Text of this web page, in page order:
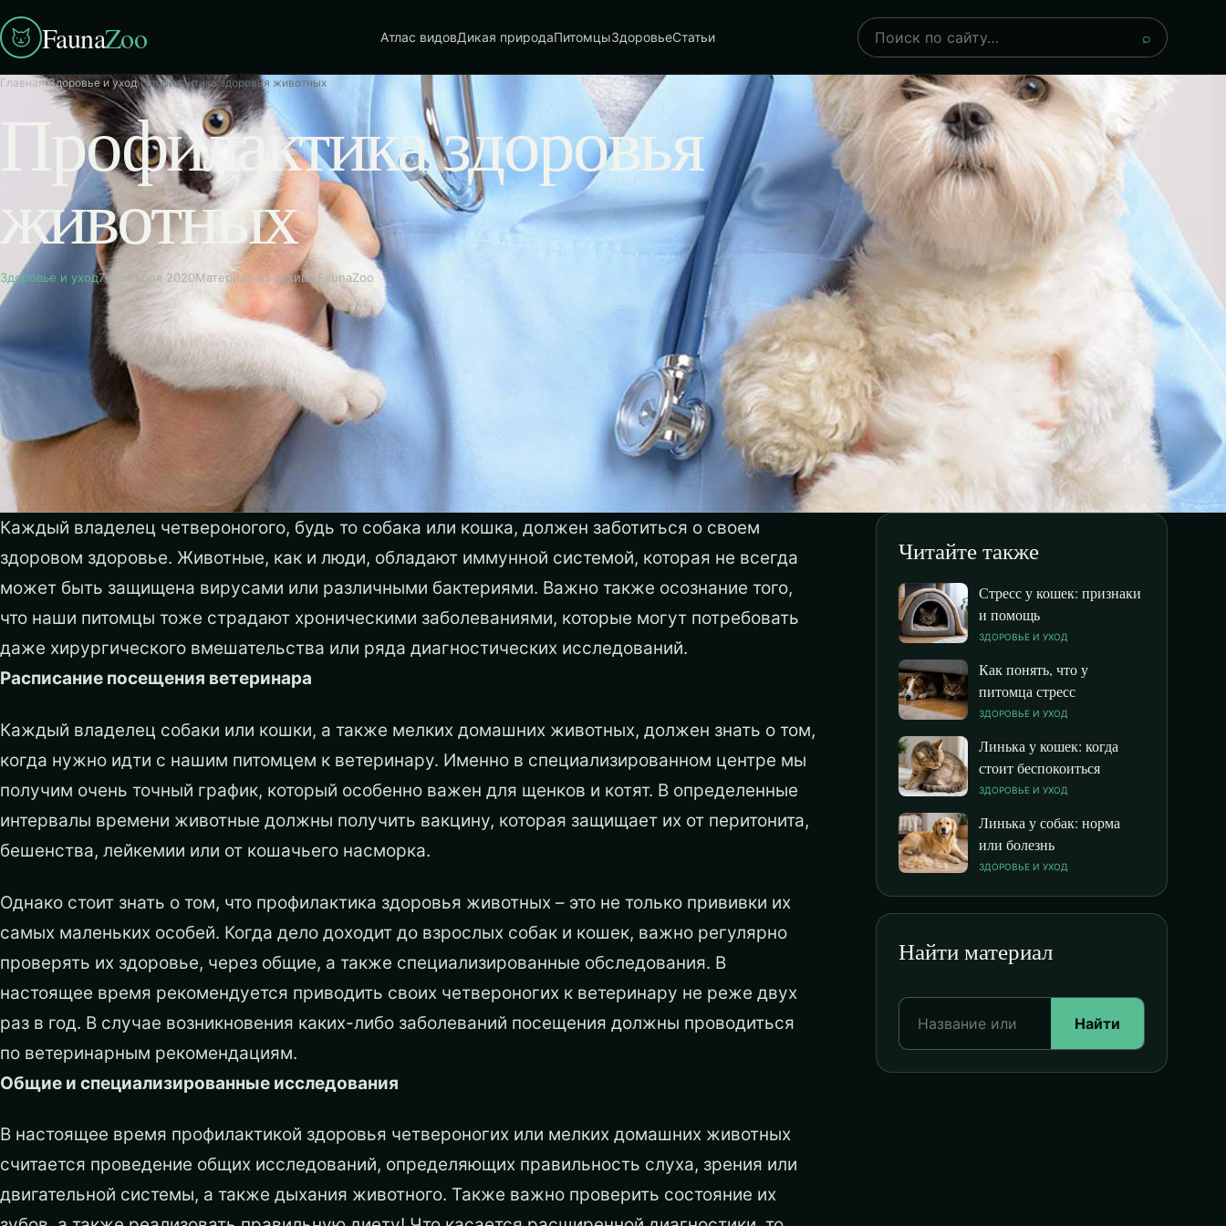
FaunaZoo Атлас видовДикая природаПитомцыЗдоровьеСтатьи
Поиск
⌕
Главная›Здоровье и уход›Профилактика здоровья животных
Профилактика здоровья
животных
Здоровье и уход7 сентября 2020Материал из архива FaunaZoo
Каждый владелец четвероногого, будь то собака или кошка, должен заботиться о своем
здоровом здоровье. Животные, как и люди, обладают иммунной системой, которая не всегда
может быть защищена вирусами или различными бактериями. Важно также осознание того,
что наши питомцы тоже страдают хроническими заболеваниями, которые могут потребовать
даже хирургического вмешательства или ряда диагностических исследований.
Расписание посещения ветеринара
Каждый владелец собаки или кошки, а также мелких домашних животных, должен знать о том,
когда нужно идти с нашим питомцем к ветеринару. Именно в специализированном центре мы
получим очень точный график, который особенно важен для щенков и котят. В определенные
интервалы времени животные должны получить вакцину, которая защищает их от перитонита,
бешенства, лейкемии или от кошачьего насморка.
Однако стоит знать о том, что профилактика здоровья животных – это не только прививки их
самых маленьких особей. Когда дело доходит до взрослых собак и кошек, важно регулярно
проверять их здоровье, через общие, а также специализированные обследования. В
настоящее время рекомендуется приводить своих четвероногих к ветеринару не реже двух
раз в год. В случае возникновения каких-либо заболеваний посещения должны проводиться
по ветеринарным рекомендациям.
Общие и специализированные исследования
В настоящее время профилактикой здоровья четвероногих или мелких домашних животных
считается проведение общих исследований, определяющих правильность слуха, зрения или
двигательной системы, а также дыхания животного. Также важно проверить состояние их
Читайте также
Стресс у кошек: признаки
и помощь
ЗДОРОВЬЕ И УХОД
Как понять, что у
питомца стресс
ЗДОРОВЬЕ И УХОД
Линька у кошек: когда
стоит беспокоиться
ЗДОРОВЬЕ И УХОД
Линька у собак: норма
или болезнь
ЗДОРОВЬЕ И УХОД
Найти материал
Найти